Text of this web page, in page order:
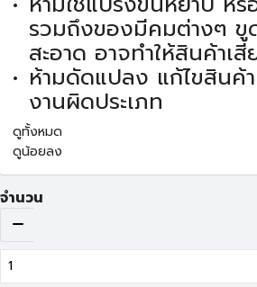
รวมถึงของมีคมต่างๆ ขู
สะอาด อาจทำให้สินค้าเสี
ห้ามดัดแปลง แก้ไขสินค้า
งานผิดประเภท
ดูทั้งหมด
ดูน้อยลง
จำนวน